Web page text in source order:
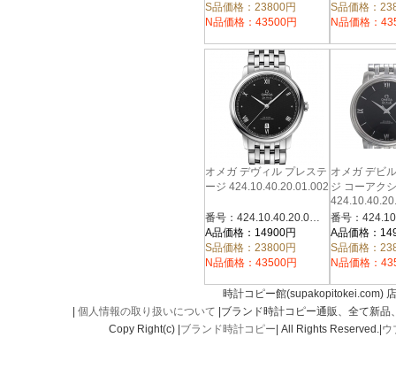
S品価格：23800円
N品価格：43500円
S品価格：
N品価格：
オメガ デヴィル プレステ
ージ 424.10.40.20.01.002
番号：424.10.40.20.01.002
A品価格：14900円
S品価格：23800円
N品価格：43500円
オメガ デビ
ジ コーアク
A品価格：
S品価格：
N品価格：
時計コピー館(supakopitokei.com)
個人情報の取り扱いについて |ブランド時計コピー通販、全て新
Copy Right(c) | ブランド時計コピー | All Rights Reserved.| ウ